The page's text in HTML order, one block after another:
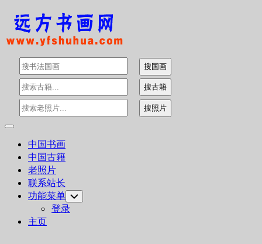
Skip
content
Expand
中国书画
中国古籍
老照片
联系站长
功能菜单 Toggle
Child
Menu
登录
主页